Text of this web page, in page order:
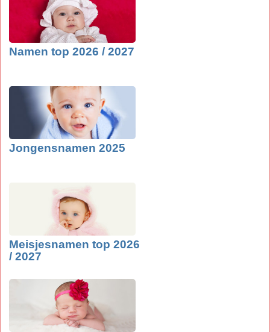
Namen top 2026 / 2027
Jongensnamen 2025
Meisjesnamen top 2026
/ 2027